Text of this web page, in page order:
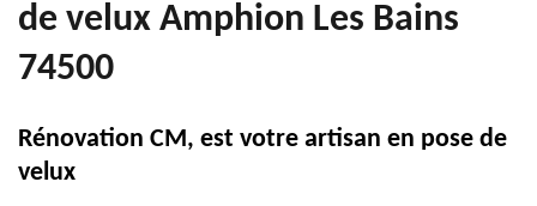
de velux Amphion Les Bains
74500
Rénovation CM, est votre artisan en pose de
velux